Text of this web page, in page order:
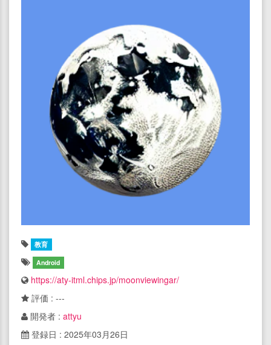
教育
Android
https://aty-itml.chips.jp/moonviewingar/
評価 : ---
開発者 : attyu
登録日 : 2025年03月26日